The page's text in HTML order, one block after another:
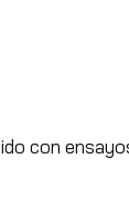
con